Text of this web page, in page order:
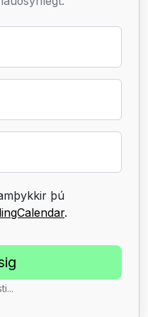
þú
.